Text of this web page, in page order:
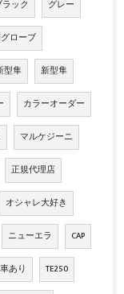
ラック グレー
ローブ
型隼 新型隼
カラーオーダー
マルケジーニ
正規代理店
オシャレ大好き
ニューエラ CAP
あり TE250